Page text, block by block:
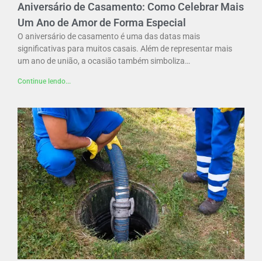
Aniversário de Casamento: Como Celebrar Mais
Um Ano de Amor de Forma Especial
O aniversário de casamento é uma das datas mais
significativas para muitos casais. Além de representar mais
um ano de união, a ocasião também simboliza…
Continue lendo...